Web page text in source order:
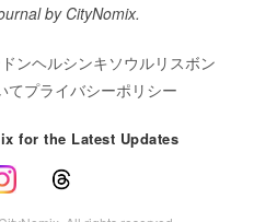
by CityNomix.
ンヘルシンキ ソウルリスボン
てプライバシーポリシー
for the Latest Updates